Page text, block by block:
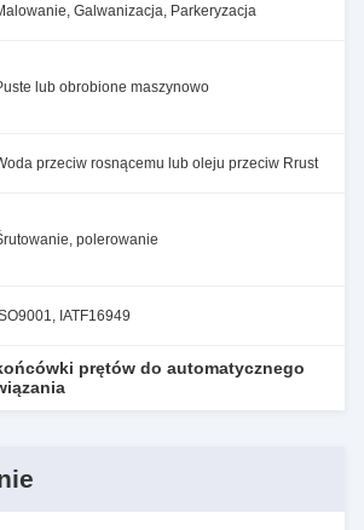
Galwanizacja, Parkeryzacja
lub obrobione maszynowo
przeciw rosnącemu lub oleju przeciw Rrust
polerowanie
IATF16949
prętów do automatycznego